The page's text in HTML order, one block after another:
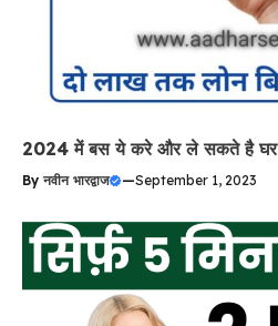
2024 में बस ये करे और ले सकते है
By नवीन भारद्वाज —September 1, 2023